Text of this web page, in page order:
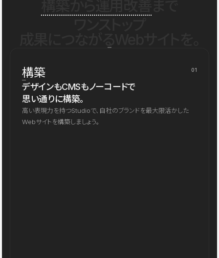
構築 01
デザインもCMSもノーコードで
思い通りに構築。
高い表現力を持つStudioで、自社のブランドを最大限活かした
Webサイトを構築しましょう。